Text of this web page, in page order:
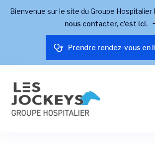
Bienvenue sur le site du Groupe Hospitalier
nous contacter, c'est ici.
Prendre rendez-vous en